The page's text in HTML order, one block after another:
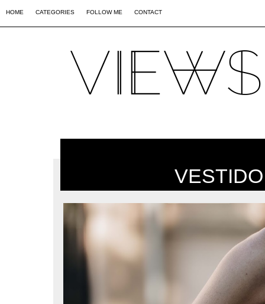
HOME CATEGORIES FOLLOW ME CONTACT